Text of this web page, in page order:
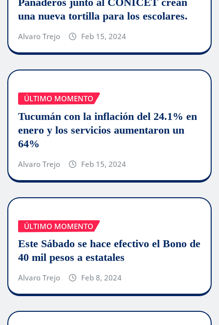
una nueva tortilla para los escolares.
Alvaro Trejo Feb 15, 2024
ÚLTIMO MOMENTO
Tucumán con la inflación del 24.1% en
enero y los servicios aumentaron un
64%
Alvaro Trejo Feb 15, 2024
ÚLTIMO MOMENTO
Este Sábado se hace efectivo el Bono de
40 mil pesos a estatales
Alvaro Trejo Feb 8, 2024